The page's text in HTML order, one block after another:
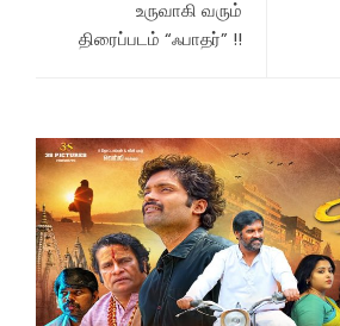
உருவாகி வரும்
திரைப்படம் “ஃபாதர்” !!